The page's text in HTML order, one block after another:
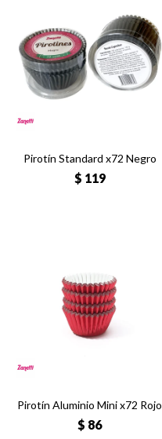
Pirotín Standard x72 Negro
$ 119
Pirotín Aluminio Mini x72 Rojo
$ 86